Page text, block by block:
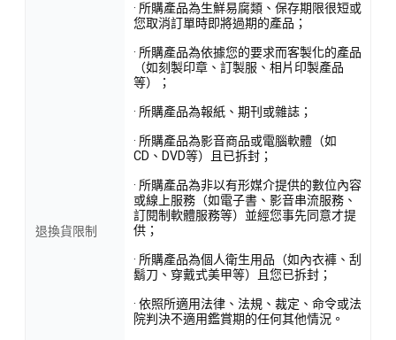
退換貨限制
· 所購產品為生鮮易腐類、保存期限很短或
您取消訂單時即將過期的產品；
· 所購產品為依據您的要求而客製化的產品
（如刻製印章、訂製服、相片印製產品
等）；
· 所購產品為報紙、期刊或雜誌；
· 所購產品為影音商品或電腦軟體（如
CD、DVD等）且已拆封；
· 所購產品為非以有形媒介提供的數位內容
或線上服務（如電子書、影音串流服務、
訂閱制軟體服務等）並經您事先同意才提
供；
· 所購產品為個人衛生用品（如內衣褲、刮
鬍刀、穿戴式美甲等）且您已拆封；
· 依照所適用法律、法規、裁定、命令或法
院判決不適用鑑賞期的任何其他情況。